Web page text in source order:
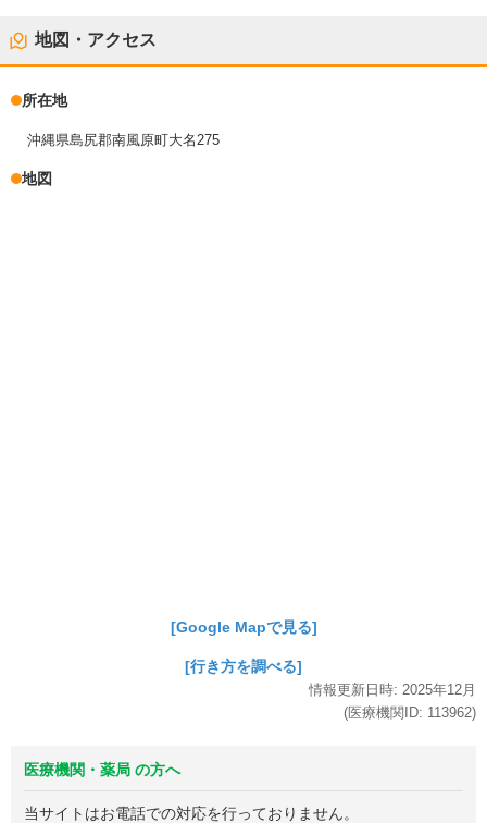
地図・アクセス
所在地
沖縄県島尻郡南風原町大名275
地図
[Google Mapで見る]
[行き方を調べる]
情報更新日時: 2025年12月
(医療機関ID: 113962)
医療機関・薬局 の方へ
当サイトはお電話での対応を行っておりません。